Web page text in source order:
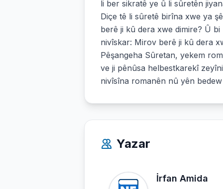
li ber sikratê ye û li sûretên
Diçe tê li sûretê birîna xwe ya
berê ji kû dera xwe dimire? Û
nivîskar: Mirov berê ji kû dera
Pêşangeha Sûretan, yekem
ve ji pênûsa helbestkarekî
nivîsîna romanên nû yên
Yazar
İrfan Amida